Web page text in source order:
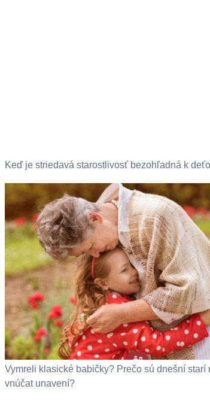
Keď je striedavá starostlivosť bezohľadná k
Vymreli klasické babičky? Prečo sú dnešní starí
vnúčat unavení?